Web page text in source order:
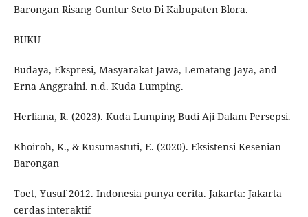
Barongan Risang Guntur Seto Di Kabupaten Blora.
BUKU
Budaya, Ekspresi, Masyarakat Jawa, Lematang Jaya, and
Erna Anggraini. n.d. Kuda Lumping.
Herliana, R. (2023). Kuda Lumping Budi Aji Dalam Persepsi.
Khoiroh, K., & Kusumastuti, E. (2020). Eksistensi Kesenian
Barongan
Toet, Yusuf 2012. Indonesia punya cerita. Jakarta: Jakarta
cerdas interaktif